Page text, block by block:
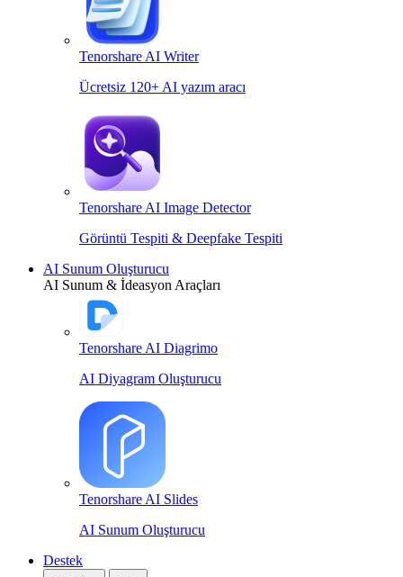
Tenorshare AI Writer
Ücretsiz 120+ AI yazım aracı
Tenorshare AI Image Detector
Görüntü Tespiti & Deepfake Tespiti
AI Sunum Oluşturucu
AI Sunum & İdeasyon Araçları
Tenorshare AI Diagrimo
AI Diyagram Oluşturucu
Tenorshare AI Slides
AI Sunum Oluşturucu
Destek